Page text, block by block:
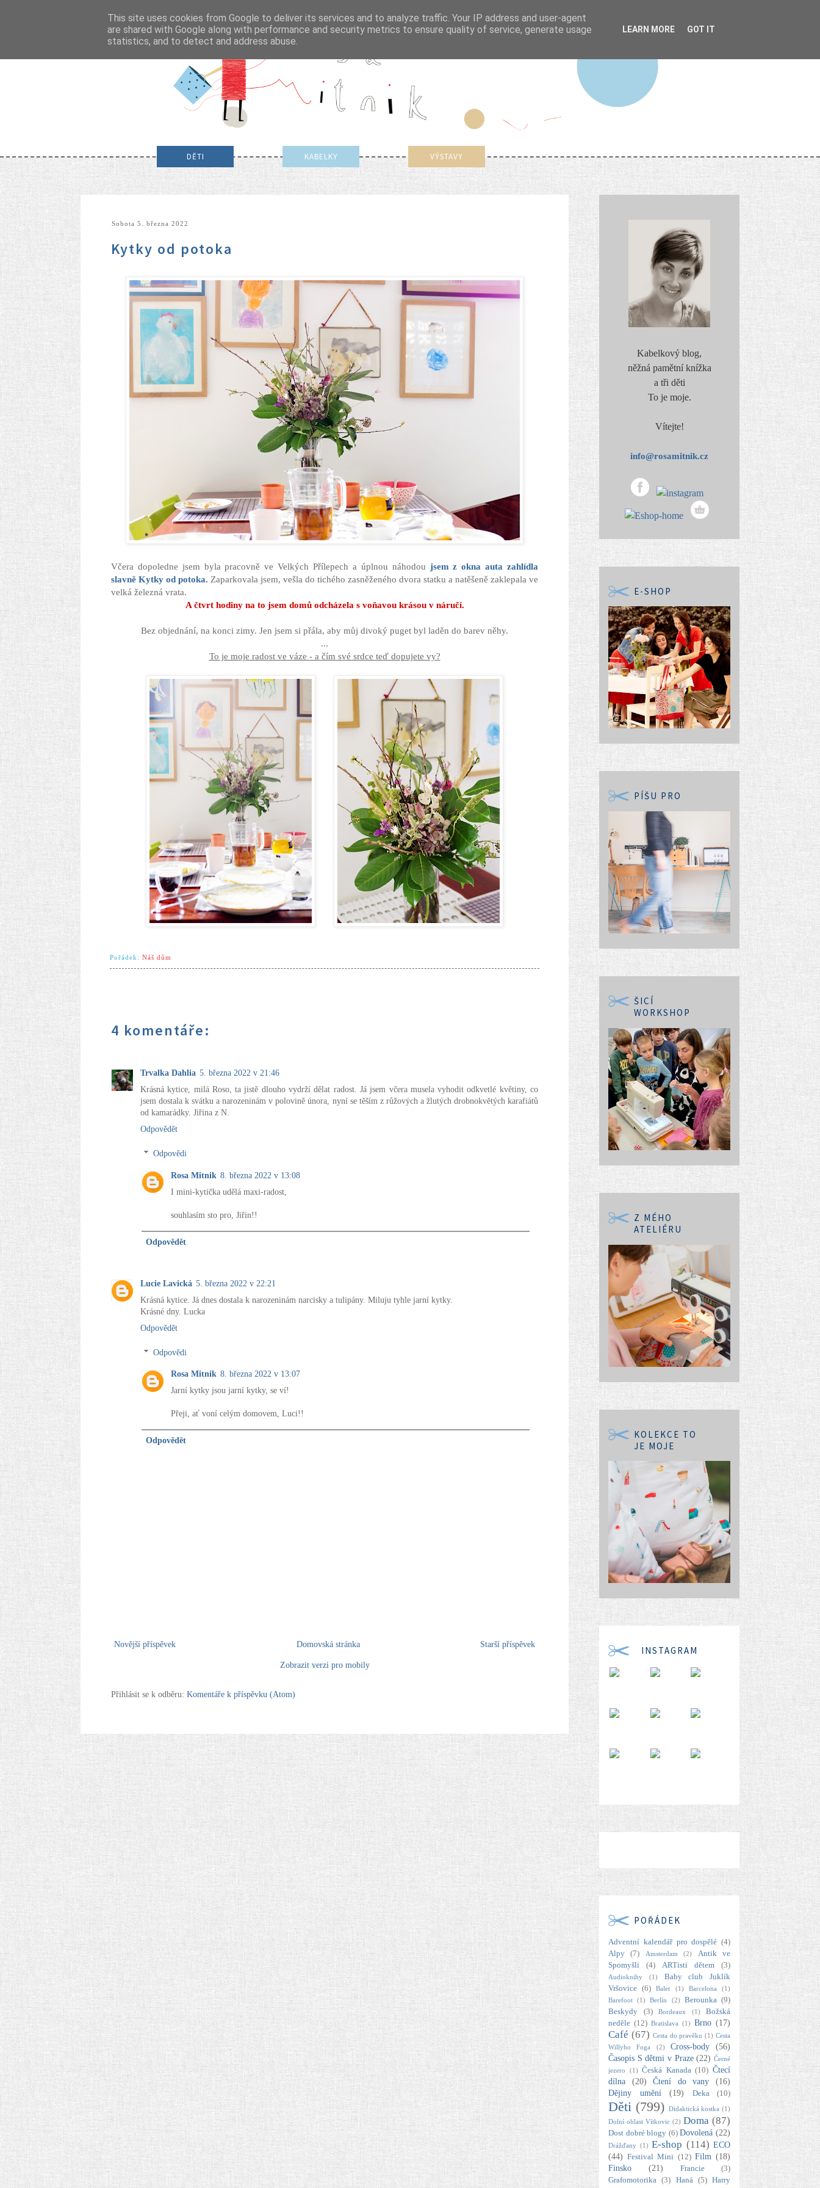
DĚTI KABELKY VÝSTAVY
sobota 5. března 2022
Kytky od potoka
Včera dopoledne jsem byla pracovně ve Velkých Přílepech a úplnou náhodou jsem z okna auta zahlídla
slavně Kytky od potoka. Zaparkovala jsem, vešla do tichého zasněženého dvora statku a natěšeně zaklepala ve
velká železná vrata.
A čtvrt hodiny na to jsem domů odcházela s voňavou krásou v náručí.
Bez objednání, na konci zimy. Jen jsem si přála, aby můj divoký puget byl laděn do barev něhy.
...
To je moje radost ve váze - a čím své srdce teď dopujete vy?
Pořádek: Náš dům
4 komentáře:
Trvalka Dahlia 5. března 2022 v 21:46
Krásná kytice, milá Roso, ta jistě dlouho vydrží dělat radost. Já jsem včera musela vyhodit odkvetlé květiny, co
jsem dostala k svátku a narozeninám v polovině února, nyní se těším z růžových a žlutých drobnokvětých karafiátů
od kamarádky. Jiřina z N.
Odpovědět
Odpovědi
Rosa Mitnik 8. března 2022 v 13:08
I mini-kytička udělá maxi-radost,
souhlasím sto pro, Jiřin!!
Odpovědět
Lucie Lavická 5. března 2022 v 22:21
Krásná kytice. Já dnes dostala k narozeninám narcisky a tulipány. Miluju tyhle jarní kytky.
Krásné dny. Lucka
Odpovědět
Odpovědi
Rosa Mitnik 8. března 2022 v 13:07
Jarní kytky jsou jarní kytky, se ví!
Přeji, ať voní celým domovem, Luci!!
Odpovědět
Novější příspěvek Starší příspěvek
Domovská stránka
Zobrazit verzi pro mobily
Přihlásit se k odběru: Komentáře k příspěvku (Atom)
Kabelkový blog,
něžná pamětní knížka
a tři děti
To je moje.
Vítejte!
info@rosamitnik.cz
E-SHOP
PÍŠU PRO
ŠICÍ
WORKSHOP
Z MÉHO
ATELIÉRU
KOLEKCE TO
JE MOJE
INSTAGRAM
POŘÁDEK
Adventní kalendář pro dospělé (4)
Alpy
(7) Amsterdam (2)
Antik ve
Spomyšli
(4) ARTisti dětem (3)
Audioknihy (1)
Baby club Juklík
Vršovice (6) Balet (1) Barcelona
(1)
Barefoot
(1) Berlín (2) Berounka (9)
Beskydy
(3) Bordeaux (1)
Božská
neděle (12) Bratislava (1) Brno (17)
Café (67) Cesta do pravěku (1) Cesta
Willyho Foga
(2) Cross-body
(56)
Časopis S dětmi v Praze (22) Černé
jezero
(1) Česká Kanada (10) Čtecí
dílna
(20) Čtení do vany
(16)
Dějiny umění
(19) Deka (10)
Děti (799) Didaktická kostka (1)
Dolní oblast Vítkovic (2) Doma (87)
Dost dobré blogy (6) Dovolená (22)
Drážďany (1) E-shop (114) ECO
(44) Festival Mini (12) Film (18)
Finsko
(21) Francie
(3)
Grafomotorika (3) Haná (5) Harry
This site uses cookies from Google to deliver its services and to analyze traffic. Your IP address and user-agent
are shared with Google along with performance and security metrics to ensure quality of service, generate usage
statistics, and to detect and address abuse.
LEARN MORE GOT IT